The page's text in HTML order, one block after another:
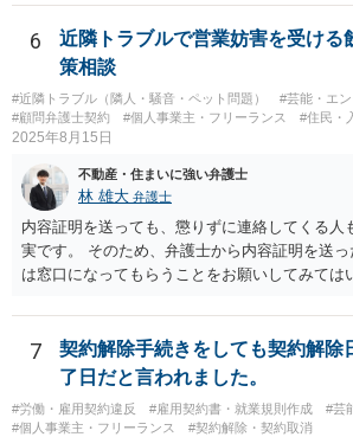
いうご質問であると理解しました。 まず、「
一方的に契約不履行のように伝えられ」との
できない」と真に言えるのかどうか、なぜ「
を請け負うことになったのかが問題です。 もし
い」という意味が、単に「契約に記載された納
ということであれば、それは単純に履行遅滞を
そのような開発は理論的に不可能（例えば、タ
う契約等）であれば、契約自体が無効になる可
れの場合であっても、結局は、上記の「物理的
いた部分は開発完了しているということですか
る請負代金は請求できる可能性があります。
以上で、より個別的なお話は、詳しい契約内容
がありますので、正式に弁護士に相談するこ
と思います。
6
近隣トラブルで営業妨害を受ける
策相談
#近隣トラブル（隣人・騒音・ペット問題）
#芸能・エ
#顧問弁護士契約
#個人事業主・フリーランス #住民・
2025年8月15日
不動産・住まいに強い弁護士
林 雄大 弁護士
内容証明を送っても、懲りずに連絡してくる人
実です。 そのため、弁護士から内容証明を送
は窓口になってもらうことをお願いしてみては
口（弁護士に）言ってください」とだけお伝え
応じないという姿勢をとることができるため
減を図れると思います。 大変な状況かと思い
したら幸いです。
7
契約解除手続きをしても契約解除
了日だと言われました。
#労働・雇用契約違反 #雇用契約書・就業規則作成
#芸
#個人事業主・フリーランス
#契約解除・契約取消